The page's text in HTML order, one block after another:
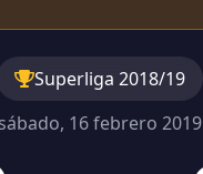
Superliga 2018/19
sábado, 16 febrero 2019